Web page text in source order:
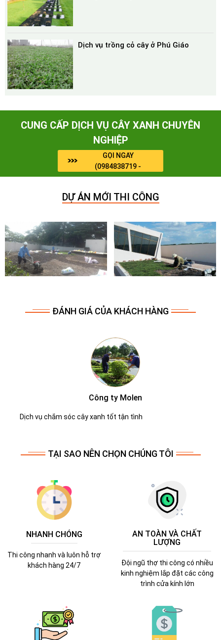
Dịch vụ trồng cỏ cây ở Phú Giáo
CUNG CẤP DỊCH VỤ CÂY XANH CHUYÊN
NGHIỆP
GỌI NGAY
(0984838719 -
0964909071)
DỰ ÁN MỚI THI CÔNG
ĐÁNH GIÁ CỦA KHÁCH HÀNG
Công ty Molen
Dịch vụ chắm sóc cây xanh tốt tận tình
TẠI SAO NÊN CHỌN CHÚNG TÔI
NHANH CHÓNG
Thi công nhanh và luôn hỗ trợ
khách hàng 24/7
AN TOÀN VÀ CHẤT
LƯỢNG
Đội ngũ thợ thi công có nhiều
kinh nghiệm lắp đặt các công
trình cửa kính lớn